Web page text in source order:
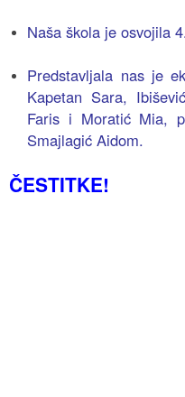
Naša škola je osvojila
Predstavljala nas je
Kapetan Sara,
Faris i Moratić Mia,
Smajlagić Aidom.
ČESTITKE!